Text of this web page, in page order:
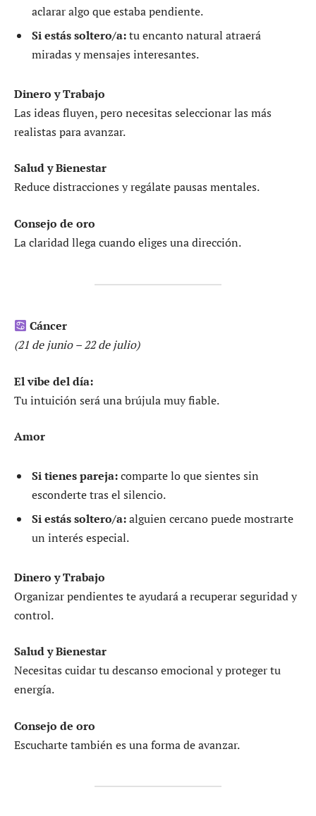
aclarar algo que estaba pendiente.
Si estás soltero/a:tu encanto natural atraerá
miradas y mensajes interesantes.
Dinero y Trabajo
Las ideas fluyen, pero necesitas seleccionar las más
realistas para avanzar.
Salud y Bienestar
Reduce distracciones y regálate pausas mentales.
Consejo de oro
La claridad llega cuando eliges una dirección.
Cáncer
(21 de junio – 22 de julio)
El vibe del día:
Tu intuición será una brújula muy fiable.
Amor
Si tienes pareja:comparte lo que sientes sin
esconderte tras el silencio.
Si estás soltero/a:alguien cercano puede mostrarte
un interés especial.
Dinero y Trabajo
Organizar pendientes te ayudará a recuperar seguridad y
control.
Salud y Bienestar
Necesitas cuidar tu descanso emocional y proteger tu
energía.
Consejo de oro
Escucharte también es una forma de avanzar.